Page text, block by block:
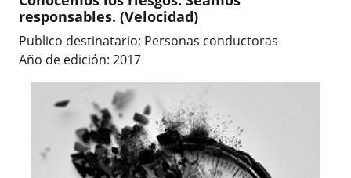
responsables. (Velocidad)
Publico destinatario: Personas conductoras
Año de edición: 2017